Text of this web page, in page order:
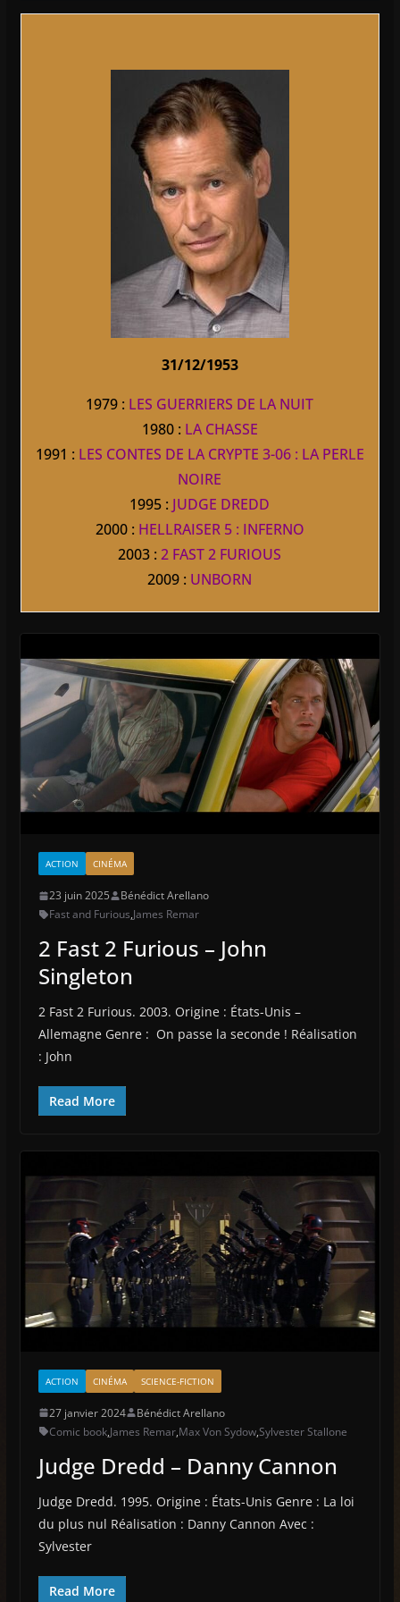
31/12/1953
1979 : LES GUERRIERS DE LA NUIT
1980 : LA CHASSE
1991 : LES CONTES DE LA CRYPTE 3-06 : LA PERLE
NOIRE
1995 : JUDGE DREDD
2000 : HELLRAISER 5 : INFERNO
2003 :2 FAST 2 FURIOUS
2009 : UNBORN
ACTION CINÉMA
23 juin 2025
Bénédict Arellano
Fast and Furious,James Remar
2 Fast 2 Furious – John
Singleton
2 Fast 2 Furious. 2003. Origine : États-Unis –
Allemagne Genre : On passe la seconde ! Réalisation
: John
Read More
ACTION CINÉMA SCIENCE-FICTION
27 janvier 2024
Bénédict Arellano
Comic book,James Remar,Max Von Sydow,Sylvester Stallone
Judge Dredd – Danny Cannon
Judge Dredd. 1995. Origine : États-Unis Genre : La loi
du plus nul Réalisation : Danny Cannon Avec :
Sylvester
Read More